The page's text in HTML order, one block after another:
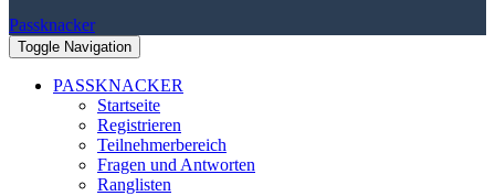
Passknacker
Toggle Navigation
PASSKNACKER
Startseite
Registrieren
Teilnehmerbereich
Fragen und Antworten
Ranglisten